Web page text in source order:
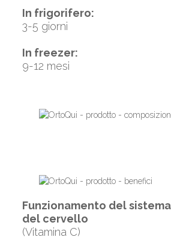
In frigorifero:
3-5 giorni
In freezer:
9-12 mesi
Funzionamento del
del cervello
(Vitamina C)